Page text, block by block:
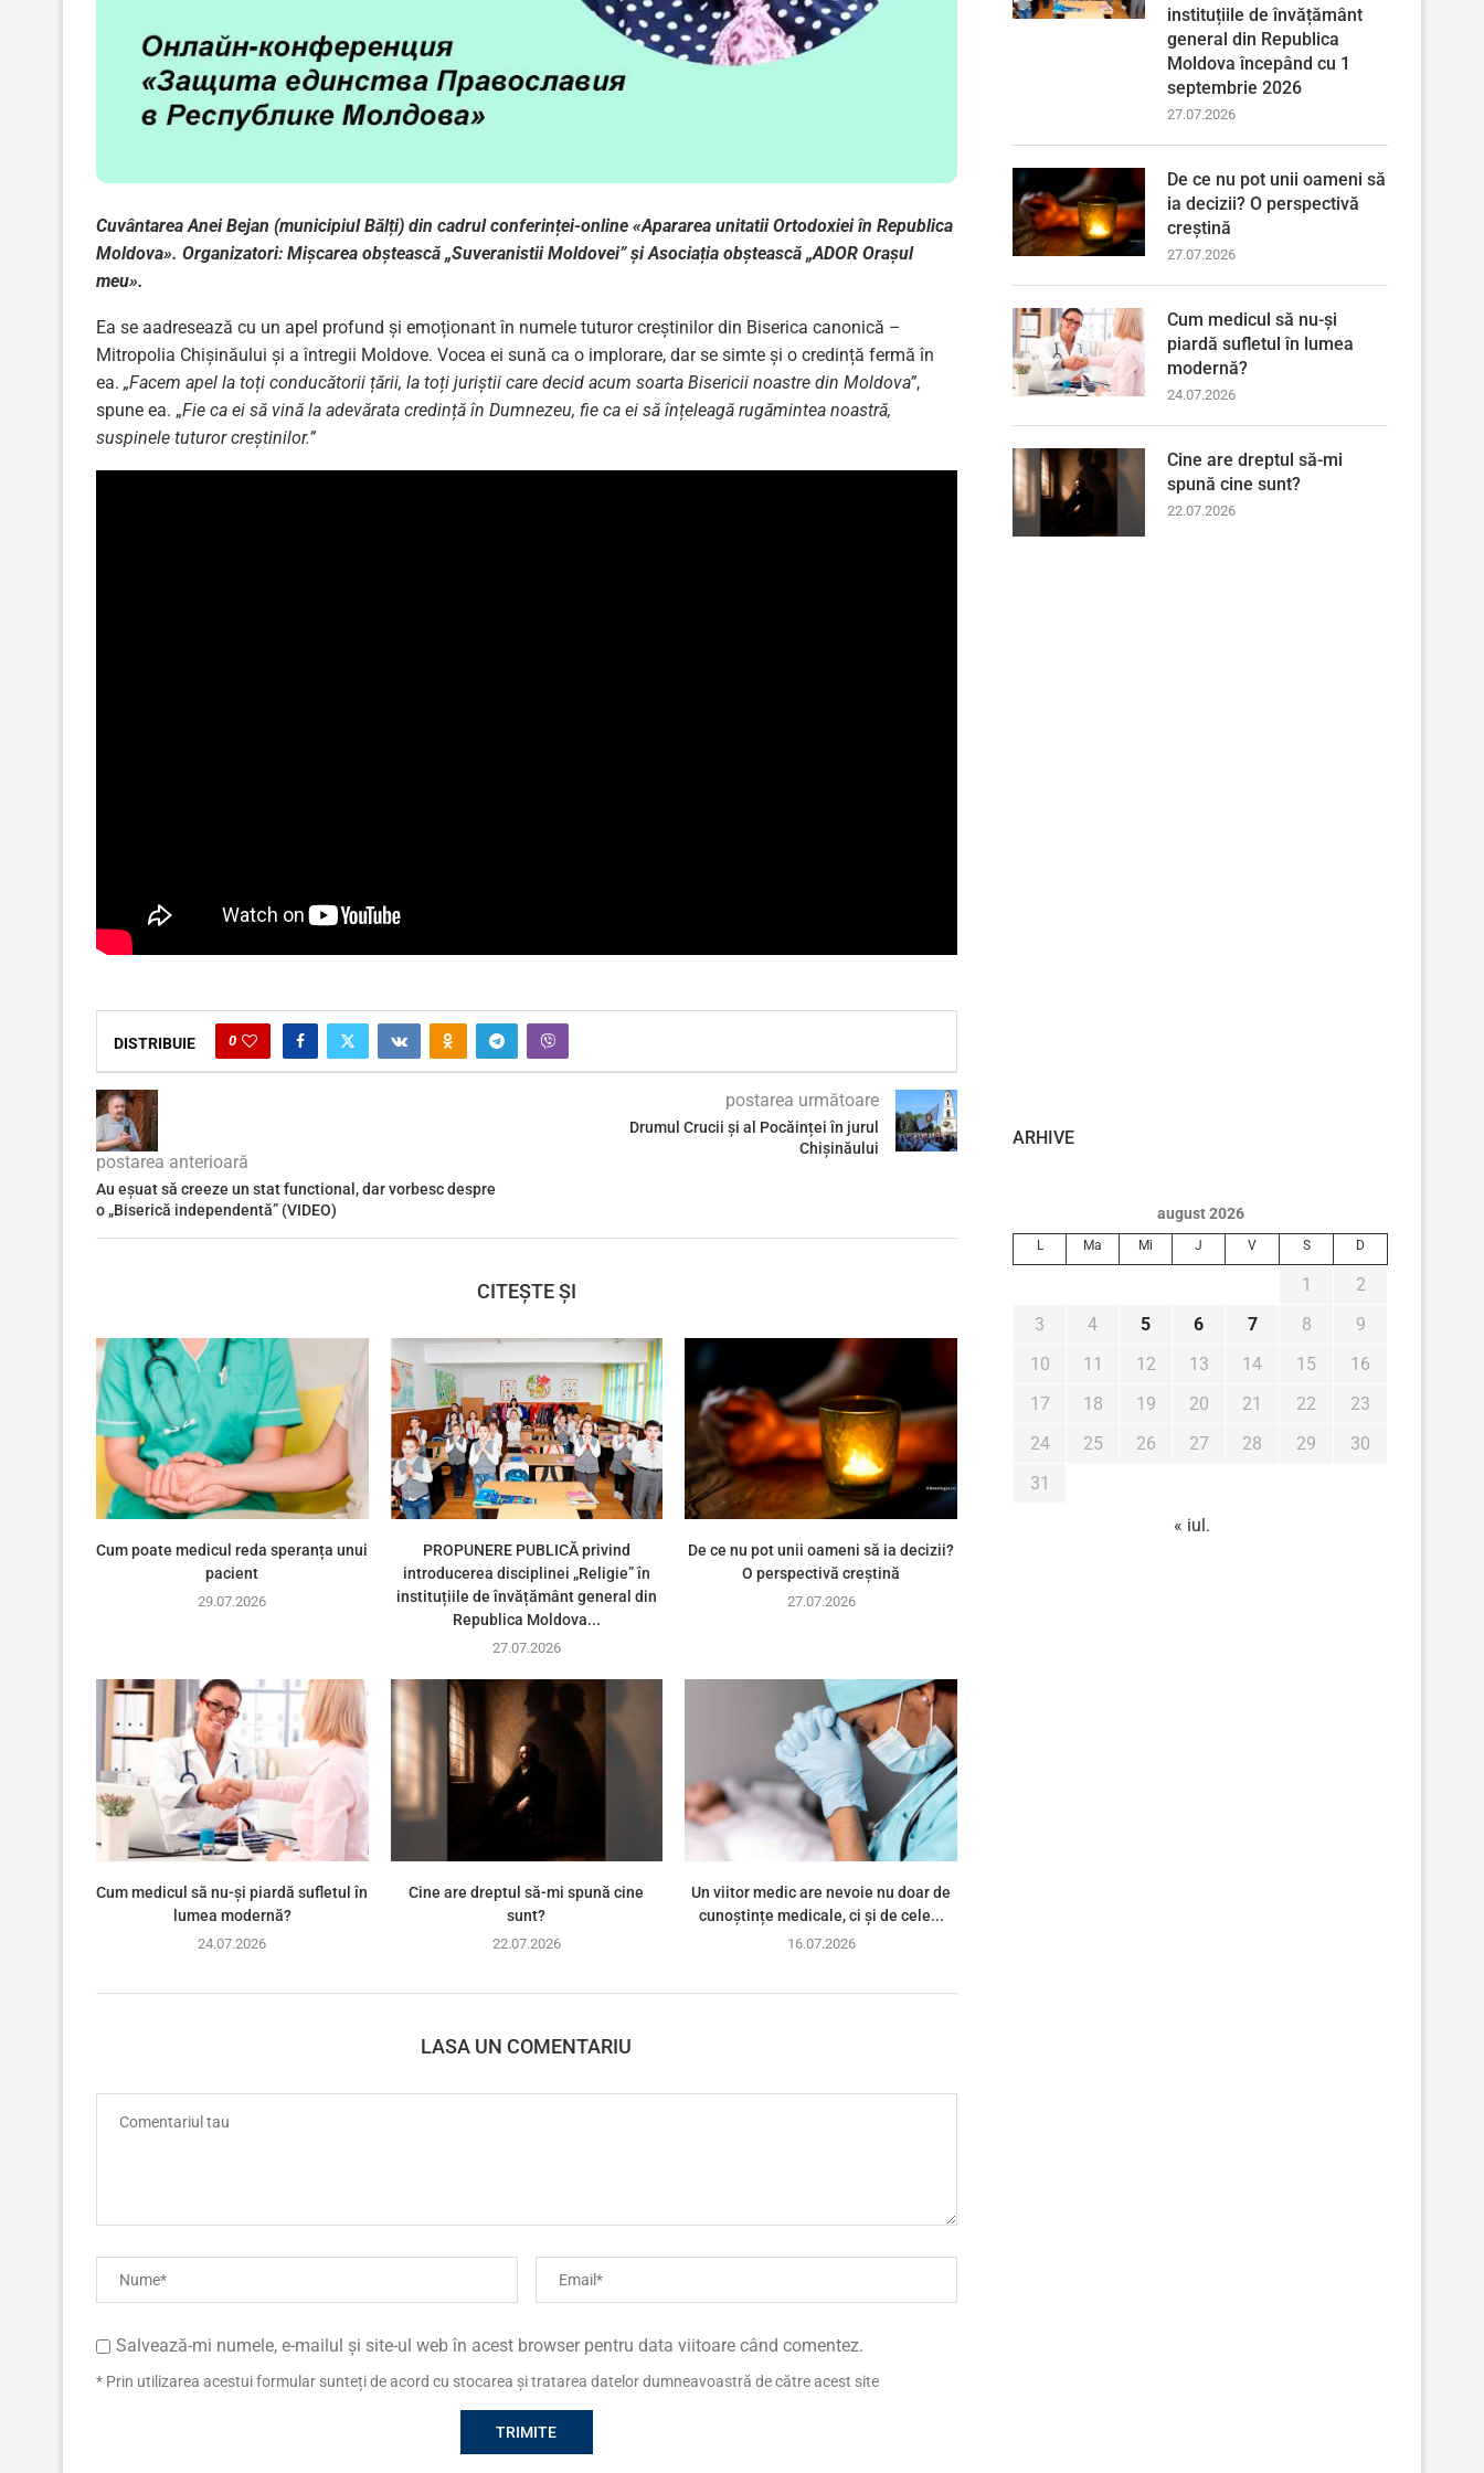
Cuvântarea Anei Bejan (municipiul Bălți) din cadrul conferinței-online «Apararea unitatii Ortodoxiei în Republica
Moldova». Organizatori: Mișcarea obștească „Suveranistii Moldovei” și Asociația obștească „ADOR Orașul
meu».
Ea se aadresează cu un apel profund și emoționant în numele tuturor creștinilor din Biserica canonică –
Mitropolia Chișinăului și a întregii Moldove. Vocea ei sună ca o implorare, dar se simte și o credință fermă în
ea. „Facem apel la toți conducătorii țării, la toți juriștii care decid acum soarta Bisericii noastre din Moldova”,
spune ea. „Fie ca ei să vină la adevărata credință în Dumnezeu, fie ca ei să înțeleagă rugămintea noastră,
suspinele tuturor creștinilor.”
DISTRIBUIE 0
postarea anterioară
Au eșuat să creeze un stat functional, dar vorbesc despre
o „Biserică independentă” (VIDEO)
postarea următoare
Drumul Crucii și al Pocăinței în jurul
Chișinăului
CITEȘTE ȘI
Cum poate medicul reda speranța unui
pacient
29.07.2026
PROPUNERE PUBLICĂ privind
introducerea disciplinei „Religie” în
instituțiile de învățământ general din
Republica Moldova...
27.07.2026
De ce nu pot unii oameni să ia decizii?
O perspectivă creștină
27.07.2026
Cum medicul să nu-și piardă sufletul în
lumea modernă?
24.07.2026
Cine are dreptul să-mi spună cine
sunt?
22.07.2026
Un viitor medic are nevoie nu doar de
cunoștințe medicale, ci și de cele...
16.07.2026
LASA UN COMENTARIU
Salvează-mi numele, e-mailul și site-ul web în acest browser pentru data viitoare când comentez.
* Prin utilizarea acestui formular sunteți de acord cu stocarea și tratarea datelor dumneavoastră de către acest site
instituțiile de învățământ
general din Republica
Moldova începând cu 1
septembrie 2026
27.07.2026
De ce nu pot unii oameni să
ia decizii? O perspectivă
creștină
27.07.2026
Cum medicul să nu-și
piardă sufletul în lumea
modernă?
24.07.2026
Cine are dreptul să-mi
spună cine sunt?
22.07.2026
ARHIVE
august 2026
L Ma Mi J V S D
1
2
3
4 5 6 7 8
9
10
11 12 13 14 15
16
17
18 19 20 21 22
23
24
25 26 27 28 29
30
31
« iul.